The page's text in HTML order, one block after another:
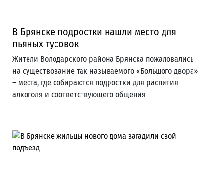
В Брянске подростки нашли место для
пьяных тусовок
Жители Володарского района Брянска пожаловались
на существование так называемого «Большого двора»
– места, где собираются подростки для распития
алкоголя и соответствующего общения